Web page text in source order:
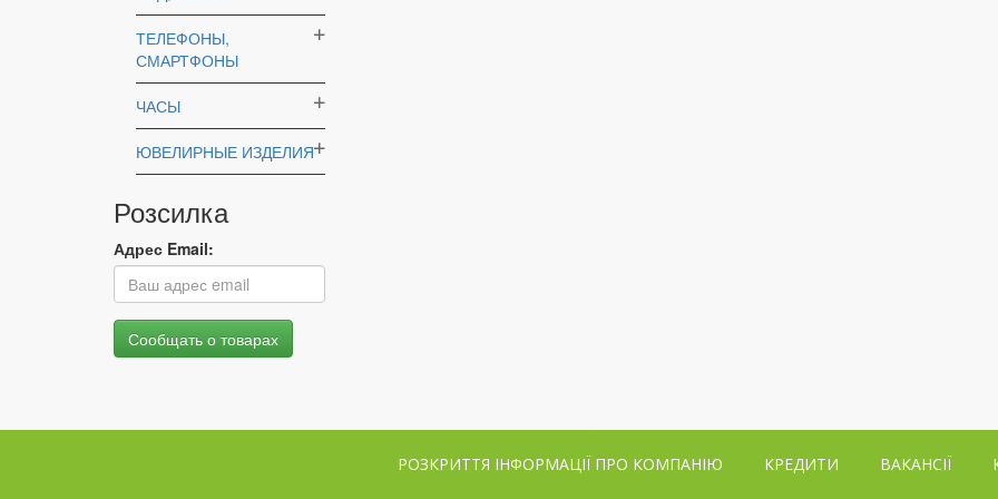
ТЕЛЕФОНЫ,
СМАРТФОНЫ
ЧАСЫ
ЮВЕЛИРНЫЕ ИЗДЕЛИЯ
Розсилка
Адрес Email:
РОЗКРИТТЯ ІНФОРМАЦІЇ ПРО КОМПАНІЮ КРЕДИТИ ВАКАНСІЇ